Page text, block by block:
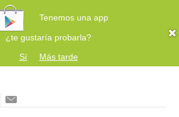
Tenemos una app
¿te gustaría probarla?
Sí
Más tarde